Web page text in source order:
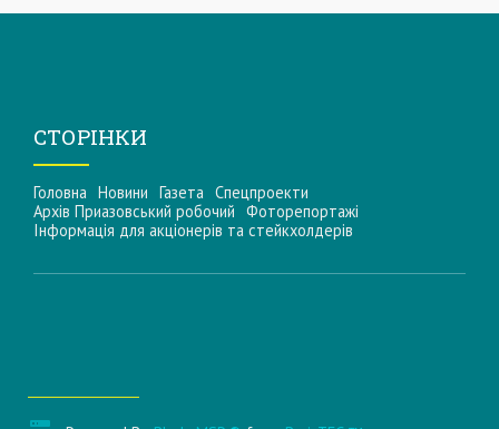
СТОРІНКИ
Головна Новини Газета Спецпроекти
Архів Приазовський робочий Фоторепортажі
Інформацiя для акцiонерiв та стейкхолдерiв